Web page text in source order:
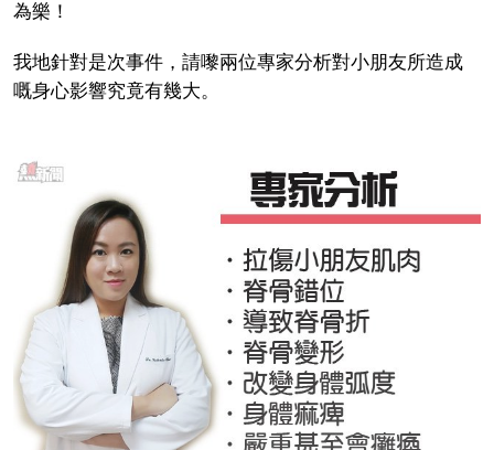
為樂！
我地針對是次事件，請嚟兩位專家分析對小朋友所造成
嘅身心影響究竟有幾大。